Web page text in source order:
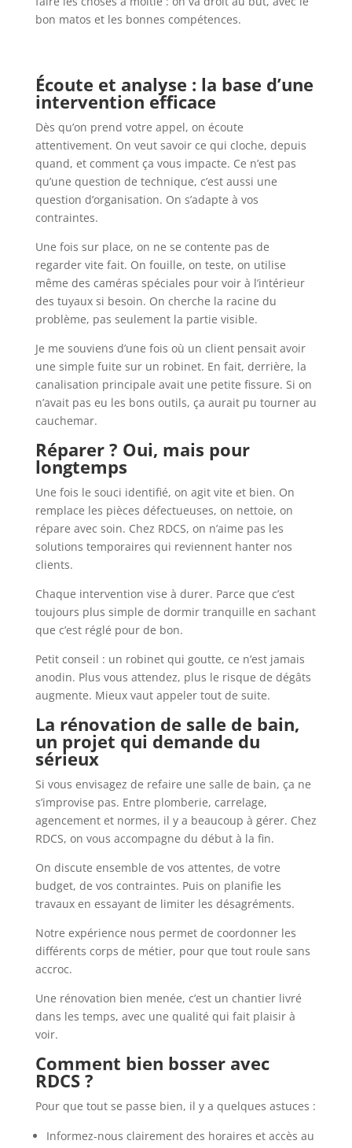
bon matos et les bonnes compétences.
Écoute et analyse : la base d’une
intervention efficace
Dès qu’on prend votre appel, on écoute
attentivement. On veut savoir ce qui cloche, depuis
quand, et comment ça vous impacte. Ce n’est pas
qu’une question de technique, c’est aussi une
question d’organisation. On s’adapte à vos
contraintes.
Une fois sur place, on ne se contente pas de
regarder vite fait. On fouille, on teste, on utilise
même des caméras spéciales pour voir à l’intérieur
des tuyaux si besoin. On cherche la racine du
problème, pas seulement la partie visible.
Je me souviens d’une fois où un client pensait avoir
une simple fuite sur un robinet. En fait, derrière, la
canalisation principale avait une petite fissure. Si on
n’avait pas eu les bons outils, ça aurait pu tourner au
cauchemar.
Réparer ? Oui, mais pour
longtemps
Une fois le souci identifié, on agit vite et bien. On
remplace les pièces défectueuses, on nettoie, on
répare avec soin. Chez RDCS, on n’aime pas les
solutions temporaires qui reviennent hanter nos
clients.
Chaque intervention vise à durer. Parce que c’est
toujours plus simple de dormir tranquille en sachant
que c’est réglé pour de bon.
Petit conseil : un robinet qui goutte, ce n’est jamais
anodin. Plus vous attendez, plus le risque de dégâts
augmente. Mieux vaut appeler tout de suite.
La rénovation de salle de bain,
un projet qui demande du
sérieux
Si vous envisagez de refaire une salle de bain, ça ne
s’improvise pas. Entre plomberie, carrelage,
agencement et normes, il y a beaucoup à gérer. Chez
RDCS, on vous accompagne du début à la fin.
On discute ensemble de vos attentes, de votre
budget, de vos contraintes. Puis on planifie les
travaux en essayant de limiter les désagréments.
Notre expérience nous permet de coordonner les
différents corps de métier, pour que tout roule sans
accroc.
Une rénovation bien menée, c’est un chantier livré
dans les temps, avec une qualité qui fait plaisir à
voir.
Comment bien bosser avec
RDCS ?
Pour que tout se passe bien, il y a quelques astuces :
Informez-nous clairement des horaires et accès au